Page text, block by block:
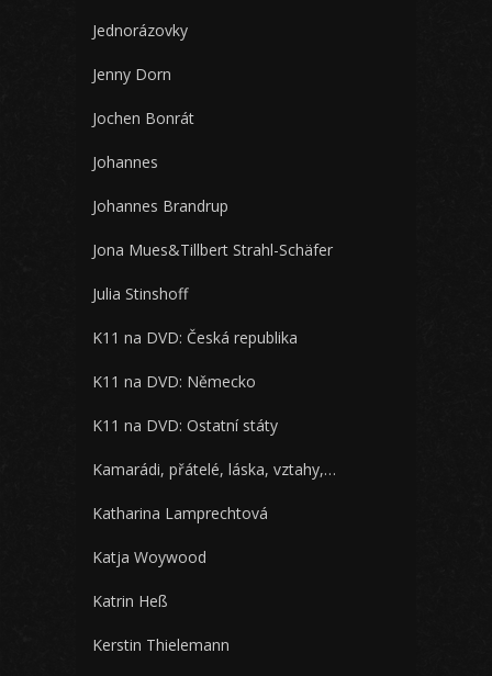
Jednorázovky
Jenny Dorn
Jochen Bonrát
Johannes
Johannes Brandrup
Jona Mues&Tillbert Strahl-Schäfer
Julia Stinshoff
K11 na DVD: Česká republika
K11 na DVD: Německo
K11 na DVD: Ostatní státy
Kamarádi, přátelé, láska, vztahy,…
Katharina Lamprechtová
Katja Woywood
Katrin Heß
Kerstin Thielemann